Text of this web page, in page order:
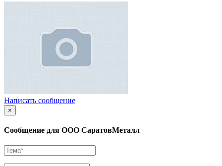
Написать сообщение
×
Сообщение для ООО СаратовМеталл